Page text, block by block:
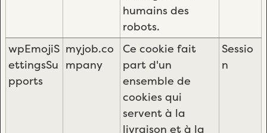
humains des
robots.
wpEmojiS
ettingsSu
pports
myjob.co
mpany
Ce cookie fait
part d'un
ensemble de
cookies qui
servent à la
livraison et à la
Sessio
n